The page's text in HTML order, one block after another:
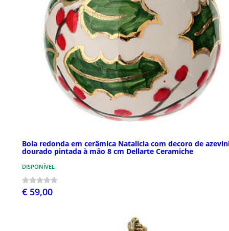
Bola redonda em cerâmica Natalícia com decoro de
dourado pintada à mão 8 cm Dellarte Ceramiche
DISPONÍVEL
€ 59,00